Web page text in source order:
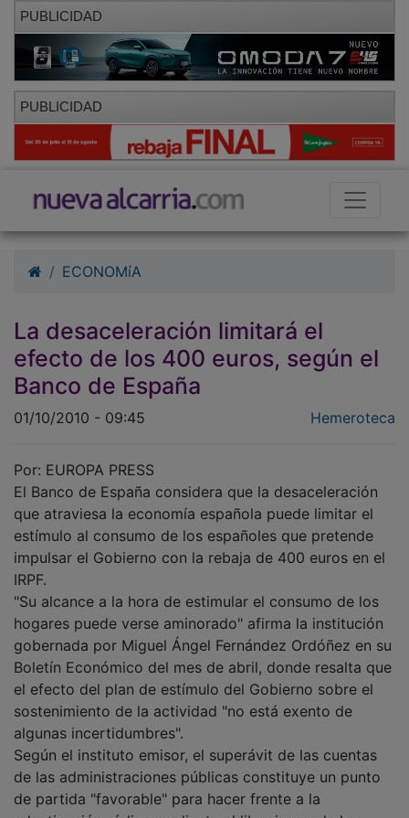
PUBLICIDAD
PUBLICIDAD
La desaceleración limitará el
efecto de los 400 euros, según el
Banco de España
El Banco de España considera que la desaceleración
que atraviesa la economía española puede limitar el
estímulo al consumo de los españoles que pretende
impulsar el Gobierno con la rebaja de 400 euros en el
IRPF.
"Su alcance a la hora de estimular el consumo de los
hogares puede verse aminorado" afirma la institución
gobernada por Miguel Ángel Fernández Ordóñez en su
Boletín Económico del mes de abril, donde resalta que
el efecto del plan de estímulo del Gobierno sobre el
sostenimiento de la actividad "no está exento de
algunas incertidumbres".
Según el instituto emisor, el superávit de las cuentas
de las administraciones públicas constituye un punto
de partida "favorable" para hacer frente a la
ralentización cíclica mediante el libre juego de los